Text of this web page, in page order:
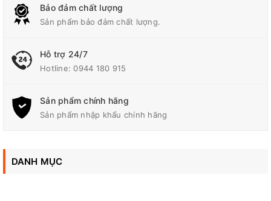
Bảo đảm chất lượng
Sản phẩm bảo đảm chất lượng.
Hỗ trợ 24/7
Hotline:0944 180 915
Sản phẩm chính hãng
Sản phẩm nhập khẩu chính hãng
DANH MỤC